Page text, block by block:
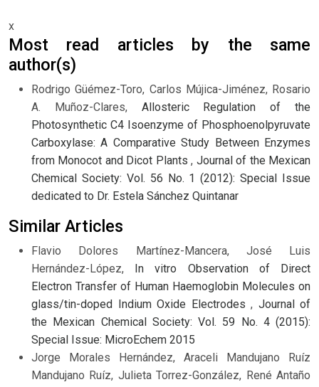
x
Most read articles by the same
author(s)
Rodrigo Güémez-Toro, Carlos Mújica-Jiménez, Rosario
A. Muñoz-Clares, Allosteric Regulation of the
Photosynthetic C4 Isoenzyme of Phosphoenolpyruvate
Carboxylase: A Comparative Study Between Enzymes
from Monocot and Dicot Plants, Journal of the Mexican
Chemical Society: Vol. 56 No. 1 (2012): Special Issue
dedicated to Dr. Estela Sánchez Quintanar
Similar Articles
Flavio Dolores Martínez-Mancera, José Luis
Hernández-López,
In vitro Observation of Direct
Electron Transfer of Human Haemoglobin Molecules on
glass/tin-doped Indium Oxide Electrodes , Journal of
the Mexican Chemical Society: Vol. 59 No. 4 (2015):
Special Issue: MicroEchem 2015
Jorge Morales Hernández, Araceli Mandujano Ruíz
Mandujano Ruíz, Julieta Torrez-González, René Antaño